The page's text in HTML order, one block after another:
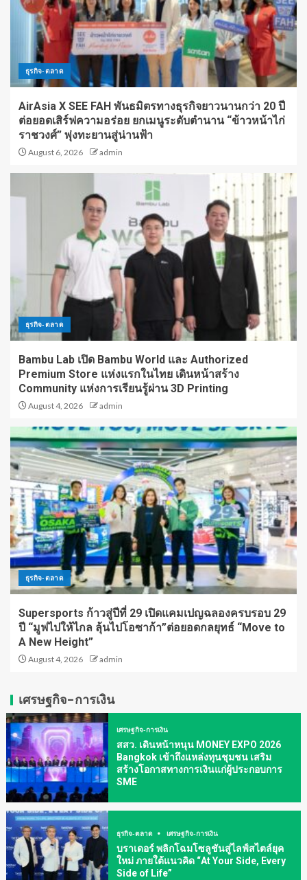
ธุรกิจ-ตลาด
AirAsia X SEE FAH พันธมิตรทางธุรกิจยาวนานกว่า 20 ปี
ต่อยอดเสิร์ฟความอร่อย ยกเมนูระดับตำนาน “ข้าวหน้าไก่
ราชวงศ์” พุ่งทะยานสู่น่านฟ้า
August 6, 2026 admin
ธุรกิจ-ตลาด
Bambu Lab เปิด Bambu World และ Authorized
Premium Store แห่งแรกในไทย เดินหน้าสร้าง
Community แห่งการเรียนรู้ผ่าน 3D Printing
August 4, 2026 admin
ธุรกิจ-ตลาด
Supersports ก้าวสู่ปีที่ 29 เปิดแคมเปญฉลองครบรอบ 29
ปี “มูฟไปให้ไกล ลุ้นไปโอซาก้า”ต่อยอดกลยุทธ์ “Move to
A New Height”
August 4, 2026 admin
เศรษฐกิจ-การเงิน
เศรษฐกิจ-การเงิน
สสว. เดินหน้าหนุน MONEY EXPO 2026
Bangkok เข้าถึงแหล่งทุนชุมชน เสริม
สร้างโอกาสทางการเงินแก่ผู้ประกอบการ
SME
ธุรกิจ-ตลาด เศรษฐกิจ-การเงิน
บราเดอร์ พลิกโฉมโซลูชันสู่ไลฟ์สไตล์ยุค
ใหม่ ภายใต้แนวคิด “At Your Side, Every
Side of Life”